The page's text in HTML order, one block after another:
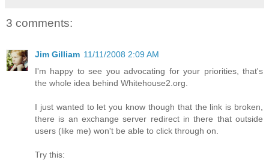
3 comments:
Jim Gilliam 11/11/2008 2:09 AM
I'm happy to see you advocating for your priorities, that's
the whole idea behind Whitehouse2.org.
I just wanted to let you know though that the link is broken,
there is an exchange server redirect in there that outside
users (like me) won't be able to click through on.
Try this: